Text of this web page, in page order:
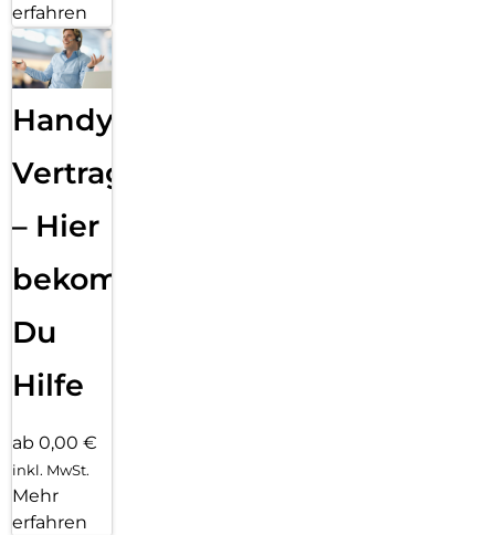
erfahren
Handy
Vertragsabwicklung
– Hier
bekommst
Du
Hilfe
ab 0,00 €
inkl. MwSt.
Mehr
erfahren